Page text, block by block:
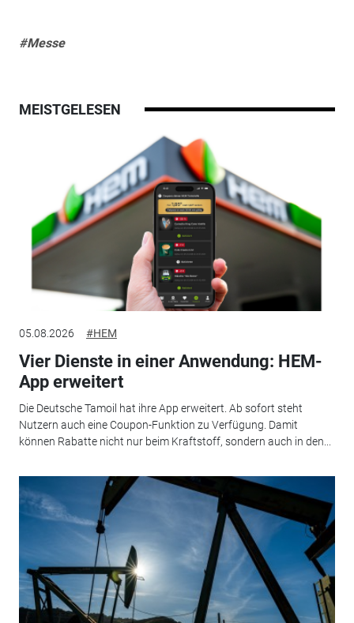
#Messe
MEISTGELESEN
05.08.2026 #HEM
Vier Dienste in einer Anwendung: HEM-
App erweitert
Die Deutsche Tamoil hat ihre App erweitert. Ab sofort steht
Nutzern auch eine Coupon-Funktion zu Verfügung. Damit
können Rabatte nicht nur beim Kraftstoff, sondern auch in den...